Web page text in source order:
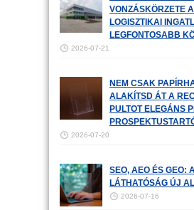
VONZÁSKÖRZETE
LOGISZTIKAI
LEGFONTOSABB
2026-07-21
NEM CSAK
ALAKÍTSD ÁT A
PULTOT ELEGÁNS
2026-07-20
SEO, AEO ÉS GEO:
LÁTHATÓSÁG ÚJ
2026-07-16